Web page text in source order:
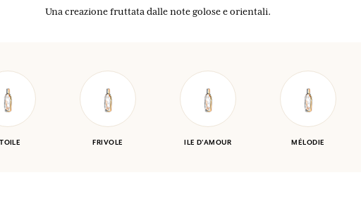
Una creazione fruttata dalle note golose e orientali.
FRIVOLE ILE D'AMOUR MÉLODIE